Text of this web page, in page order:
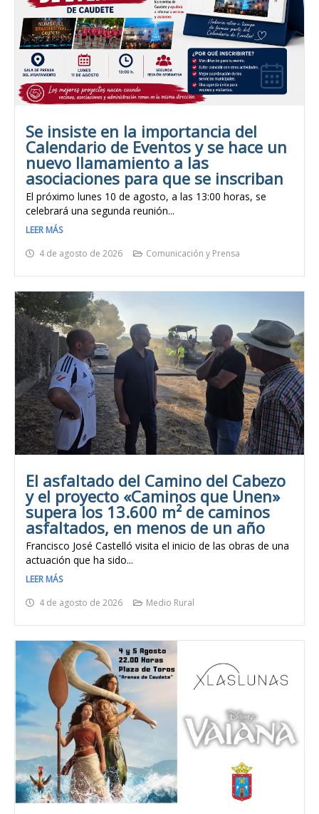
Se insiste en la importancia del
Calendario de Eventos y se hace un
nuevo llamamiento a las
asociaciones para que se inscriban
El próximo lunes 10 de agosto, a las 13:00 horas, se
celebrará una segunda reunión...
LEER MÁS
4 de agosto de 2026
Comunicación y Prensa
El asfaltado del Camino del Cabezo
y el proyecto «Caminos que Unen»
supera los 13.600 m² de caminos
asfaltados, en menos de un año
Francisco José Castelló visita el inicio de las obras de una
actuación que ha sido...
LEER MÁS
4 de agosto de 2026
Medio Rural